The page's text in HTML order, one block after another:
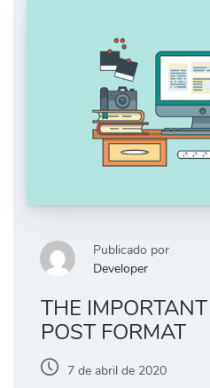
Publicado por
Developer
THE
POST FORMAT
7 de abril de 2020